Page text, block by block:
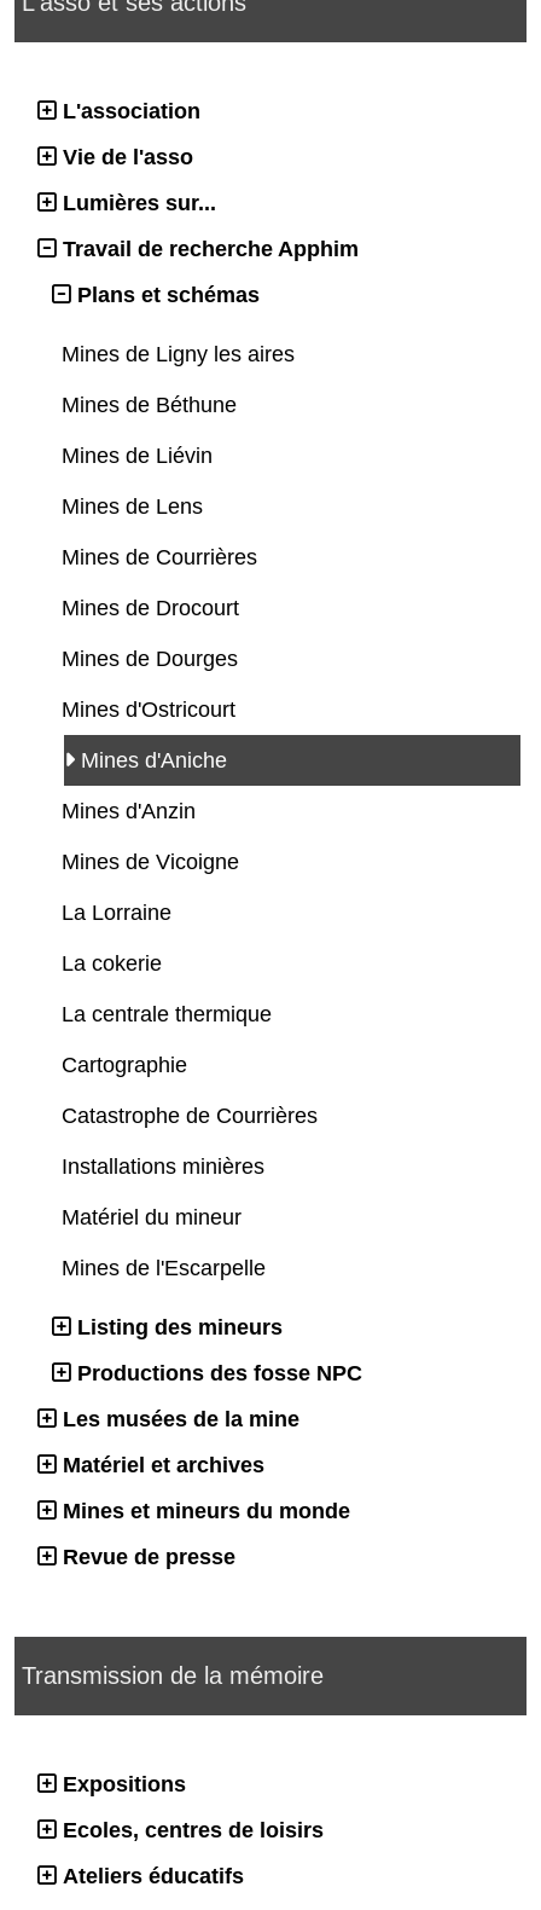
L'association
Vie de l'asso
Lumières sur...
Travail de recherche Apphim
Plans et schémas
Mines de Ligny les aires
Mines de Béthune
Mines de Liévin
Mines de Lens
Mines de Courrières
Mines de Drocourt
Mines de Dourges
Mines d'Ostricourt
Mines d'Aniche
Mines d'Anzin
Mines de Vicoigne
La Lorraine
La cokerie
La centrale thermique
Cartographie
Catastrophe de Courrières
Installations minières
Matériel du mineur
Mines de l'Escarpelle
Listing des mineurs
Productions des fosse NPC
Les musées de la mine
Matériel et archives
Mines et mineurs du monde
Revue de presse
Transmission de la mémoire
Expositions
Ecoles, centres de loisirs
Ateliers éducatifs